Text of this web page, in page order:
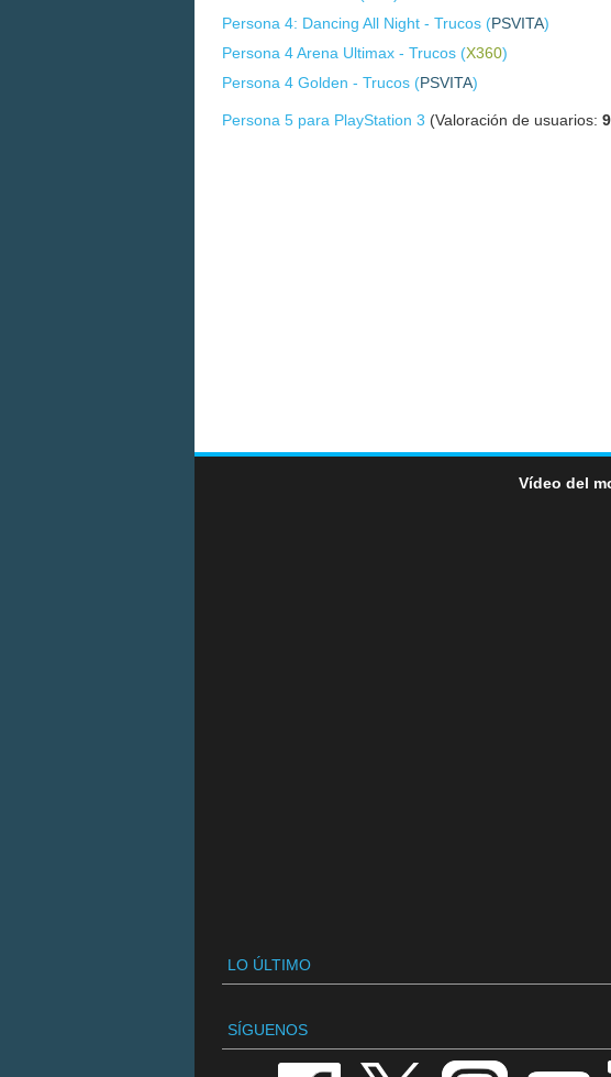
Persona 4: Dancing All Night - Trucos (PSVITA)
Persona 4 Arena Ultimax - Trucos (X360)
Persona 4 Golden - Trucos (PSVITA)
Persona 5 para PlayStation 3 (Valoración de usuarios:
Vídeo del
LO ÚLTIMO
SÍGUENOS